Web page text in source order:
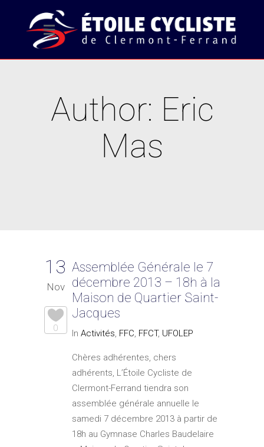
Author: Eric
Mas
13
Nov
0
Assemblée Générale le 7
décembre 2013 – 18h à la
Maison de Quartier Saint-
Jacques
In Activités, FFC, FFCT, UFOLEP
Chères adhérentes, chers
adhérents, L’Étoile Cycliste de
Clermont-Ferrand tiendra son
assemblée générale annuelle le
samedi 7 décembre 2013 à partir de
18h au Gymnase Charles Baudelaire